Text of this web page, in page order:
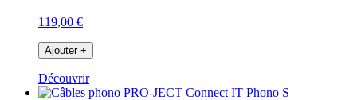
119,00 €
Ajouter +
Découvrir